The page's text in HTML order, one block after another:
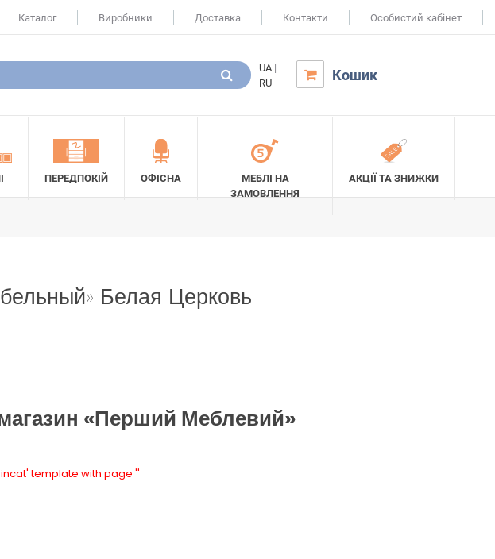
Каталог Виробники Доставка Контакти Особистий кабінет
UA |
RU
 Кошик
ПЕРЕДПОКІЙ ОФІСНА
МЕБЛІ НА
ЗАМОВЛЕННЯ
АКЦІЇ ТА ЗНИЖКИ
Белая Церковь
«Перший Меблевий»
template with page ''